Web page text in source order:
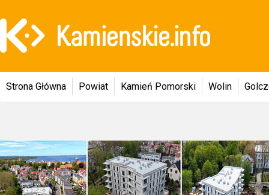
Strona Główna Powiat Kamień Pomorski Wolin